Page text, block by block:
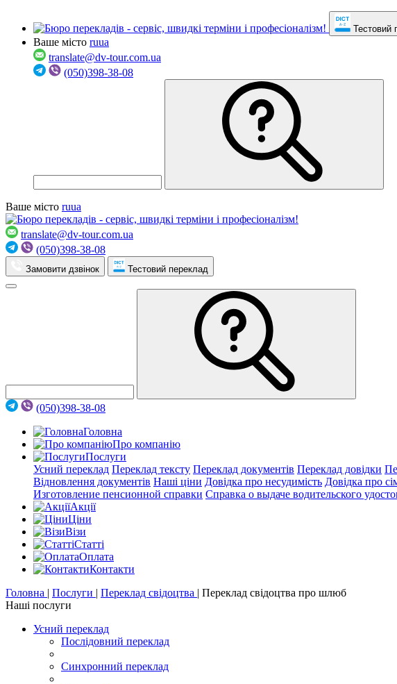
Тестовий
Ваше місто ruua
translate@dv-tour.com.ua
(050)398-38-08
Ваше місто ruua
translate@dv-tour.com.ua
(050)398-38-08
Замовити дзвінок Тестовий переклад
(050)398-38-08
Головна
Про компанію
Послуги
Усний переклад Переклад тексту Переклад документів Переклад довідки
Відновлення документів Наші ціни Довідка про несудимість Довідка про
Изготовление пенсионной справки Справка о выдаче водительского
Акції
Цiни
Візи
Статті
Оплата
Контакти
Головна | Послуги | Переклад свідоцтва | Переклад свідоцтва про шлюб
Наші послуги
Усний переклад
Послідовний переклад
Синхронний переклад